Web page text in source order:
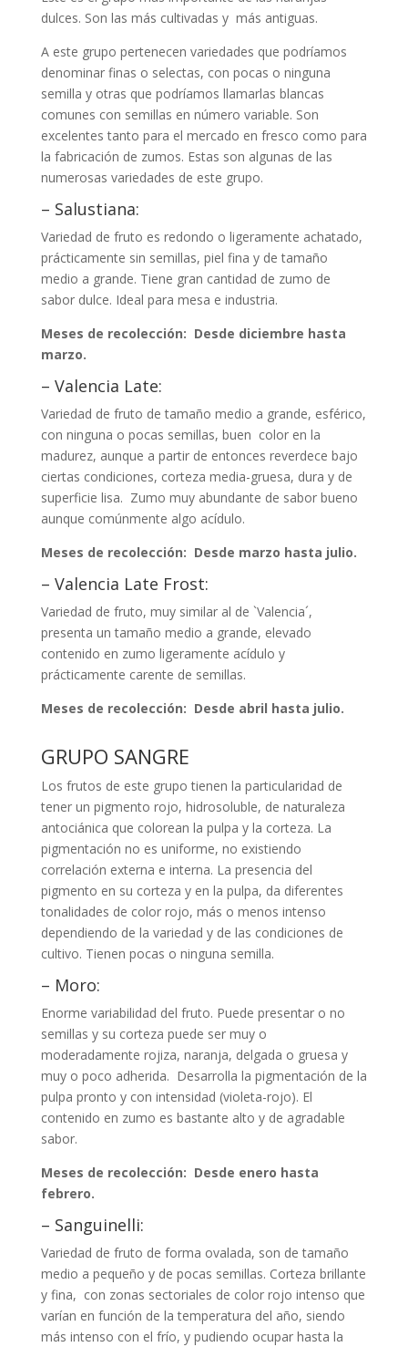
dulces. Son las más cultivadas y más antiguas.
A este grupo pertenecen variedades que podríamos
denominar finas o selectas, con pocas o ninguna
semilla y otras que podríamos llamarlas blancas
comunes con semillas en número variable. Son
excelentes tanto para el mercado en fresco como para
la fabricación de zumos. Estas son algunas de las
numerosas variedades de este grupo.
– Salustiana:
Variedad de fruto es redondo o ligeramente achatado,
prácticamente sin semillas, piel fina y de tamaño
medio a grande. Tiene gran cantidad de zumo de
sabor dulce. Ideal para mesa e industria.
Meses de recolección: Desde diciembre hasta
marzo.
– Valencia Late:
Variedad de fruto de tamaño medio a grande, esférico,
con ninguna o pocas semillas, buen color en la
madurez, aunque a partir de entonces reverdece bajo
ciertas condiciones, corteza media-gruesa, dura y de
superficie lisa. Zumo muy abundante de sabor bueno
aunque comúnmente algo acídulo.
Meses de recolección: Desde marzo hasta julio.
– Valencia Late Frost:
Variedad de fruto, muy similar al de `Valencia´,
presenta un tamaño medio a grande, elevado
contenido en zumo ligeramente acídulo y
prácticamente carente de semillas.
Meses de recolección: Desde abril hasta julio.
GRUPO SANGRE
Los frutos de este grupo tienen la particularidad de
tener un pigmento rojo, hidrosoluble, de naturaleza
antociánica que colorean la pulpa y la corteza. La
pigmentación no es uniforme, no existiendo
correlación externa e interna. La presencia del
pigmento en su corteza y en la pulpa, da diferentes
tonalidades de color rojo, más o menos intenso
dependiendo de la variedad y de las condiciones de
cultivo. Tienen pocas o ninguna semilla.
– Moro:
Enorme variabilidad del fruto. Puede presentar o no
semillas y su corteza puede ser muy o
moderadamente rojiza, naranja, delgada o gruesa y
muy o poco adherida. Desarrolla la pigmentación de la
pulpa pronto y con intensidad (violeta-rojo). El
contenido en zumo es bastante alto y de agradable
sabor.
Meses de recolección: Desde enero hasta
febrero.
– Sanguinelli:
Variedad de fruto de forma ovalada, son de tamaño
medio a pequeño y de pocas semillas. Corteza brillante
y fina, con zonas sectoriales de color rojo intenso que
varían en función de la temperatura del año, siendo
más intenso con el frío, y pudiendo ocupar hasta la